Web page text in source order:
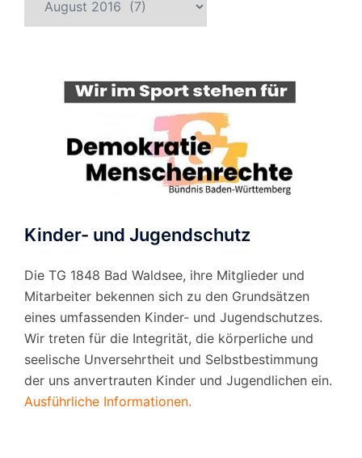
Kinder- und Jugendschutz
Die TG 1848 Bad Waldsee, ihre Mitglieder und
Mitarbeiter bekennen sich zu den Grundsätzen
eines umfassenden Kinder- und Jugendschutzes.
Wir treten für die Integrität, die körperliche und
seelische Unversehrtheit und Selbstbestimmung
der uns anvertrauten Kinder und Jugendlichen ein.
Ausführliche Informationen.